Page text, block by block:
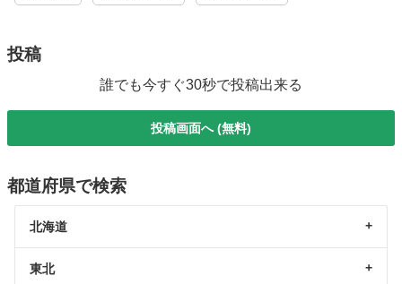
投稿
誰でも今すぐ30秒で投稿出来る
投稿画面へ (無料)
都道府県で検索
北海道
東北